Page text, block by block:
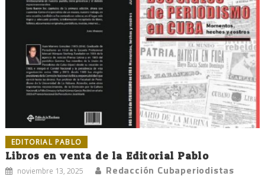
EDITORIAL PABLO
Libros en venta de la Editorial Pablo
noviembre 13, 2025 Redacción Cubaperiodistas